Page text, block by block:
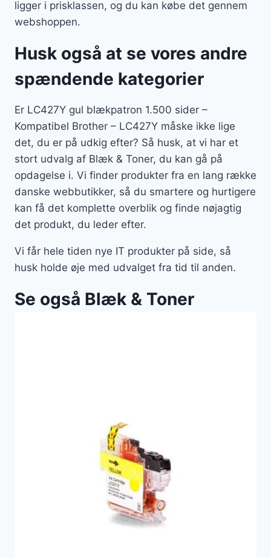
ligger i prisklassen, og du kan købe det gennem
webshoppen.
Husk også at se vores andre
spændende kategorier
Er LC427Y gul blækpatron 1.500 sider –
Kompatibel Brother – LC427Y måske ikke lige
det, du er på udkig efter? Så husk, at vi har et
stort udvalg af Blæk & Toner, du kan gå på
opdagelse i. Vi finder produkter fra en lang række
danske webbutikker, så du smartere og hurtigere
kan få det komplette overblik og finde nøjagtig
det produkt, du leder efter.
Vi får hele tiden nye IT produkter på side, så
husk holde øje med udvalget fra tid til anden.
Se også Blæk & Toner